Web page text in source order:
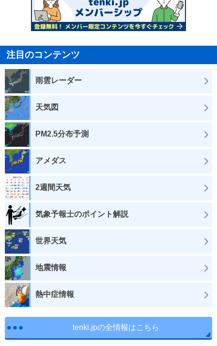
注目のコンテンツ
雨雲レーダー
天気図
PM2.5分布予測
アメダス
2週間天気
気象予報士のポイント解説
世界天気
地震情報
熱中症情報
tenki.jpの全情報はこちら